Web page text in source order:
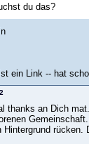
du das?
ein Link -- hat
thanks an Dich
Hintergrund rücken.